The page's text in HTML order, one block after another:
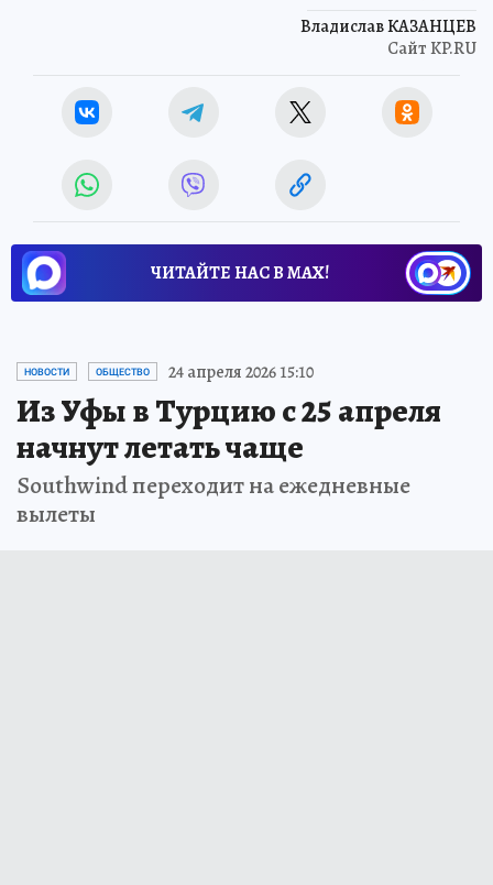
Владислав КАЗАНЦЕВ
Сайт KP.RU
ЧИТАЙТЕ НАС В МАХ!
НОВОСТИ ОБЩЕСТВО 24 апреля 2026 15:10
Из Уфы в Турцию с 25 апреля
начнут летать чаще
Southwind переходит на ежедневные
вылеты